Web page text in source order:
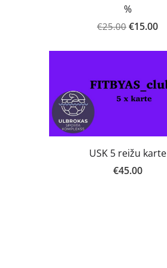
%
€25.00 €15.00
USK 5 reižu karte
€45.00